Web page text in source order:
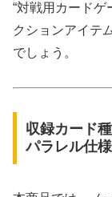
“対戦用カードゲ
クションアイテ
でしょう。
収録カード
パラレル仕